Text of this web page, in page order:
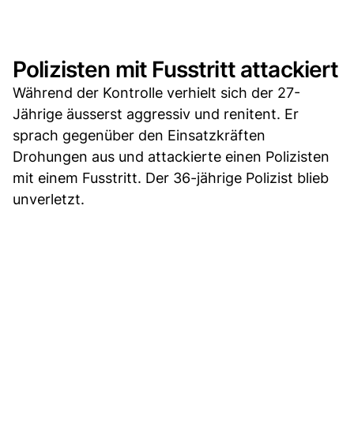
Polizisten mit Fusstritt attackiert
Während der Kontrolle verhielt sich der 27-
Jährige äusserst aggressiv und renitent. Er
sprach gegenüber den Einsatzkräften
Drohungen aus und attackierte einen Polizisten
mit einem Fusstritt. Der 36-jährige Polizist blieb
unverletzt.